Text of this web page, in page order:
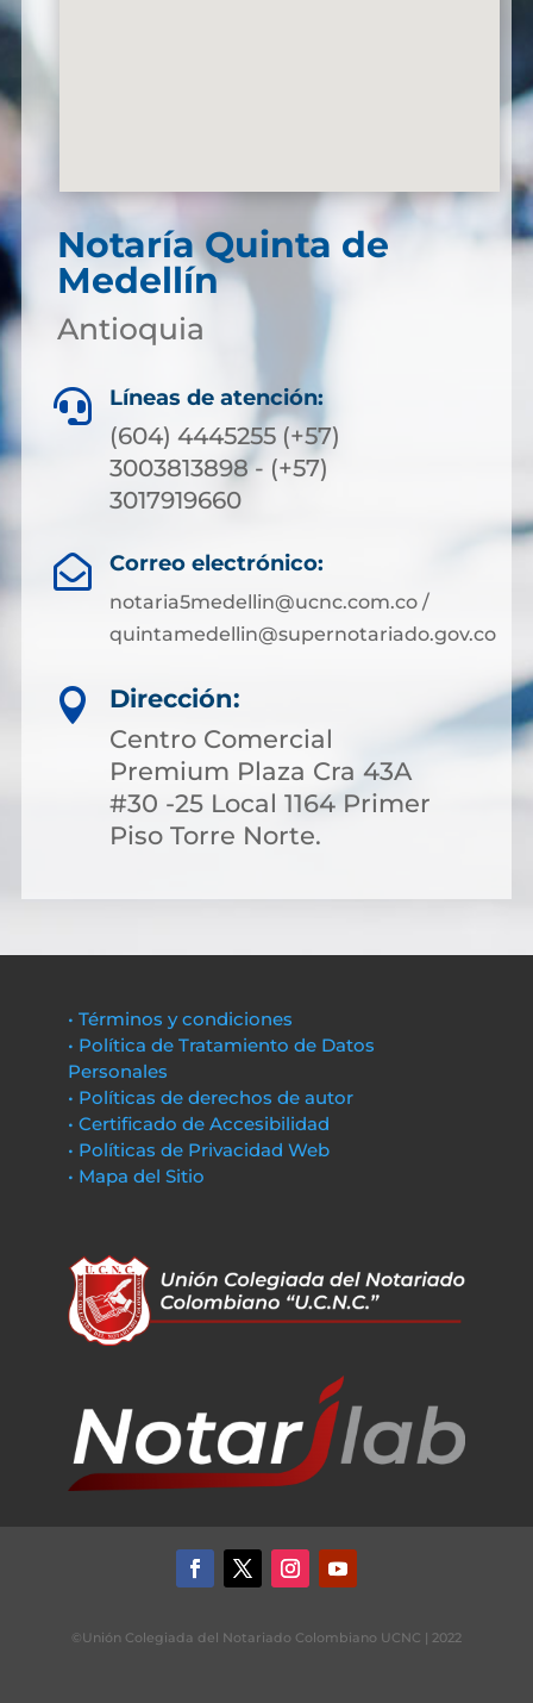
Notaría Quinta de
Medellín
Antioquia
 Líneas de atención:
(604) 4445255 (+57)
3003813898 - (+57)
3017919660
 Correo electrónico:
notaria5medellin@ucnc.com.co /
quintamedellin@supernotariado.gov.co

Dirección:
Centro Comercial
Premium Plaza Cra 43A
#30 -25 Local 1164 Primer
Piso Torre Norte.
• Términos y condiciones
• Política de Tratamiento de Datos
Personales
• Políticas de derechos de autor
• Certificado de Accesibilidad
• Políticas de Privacidad Web
• Mapa del Sitio
©Unión Colegiada del Notariado Colombiano UCNC | 2022